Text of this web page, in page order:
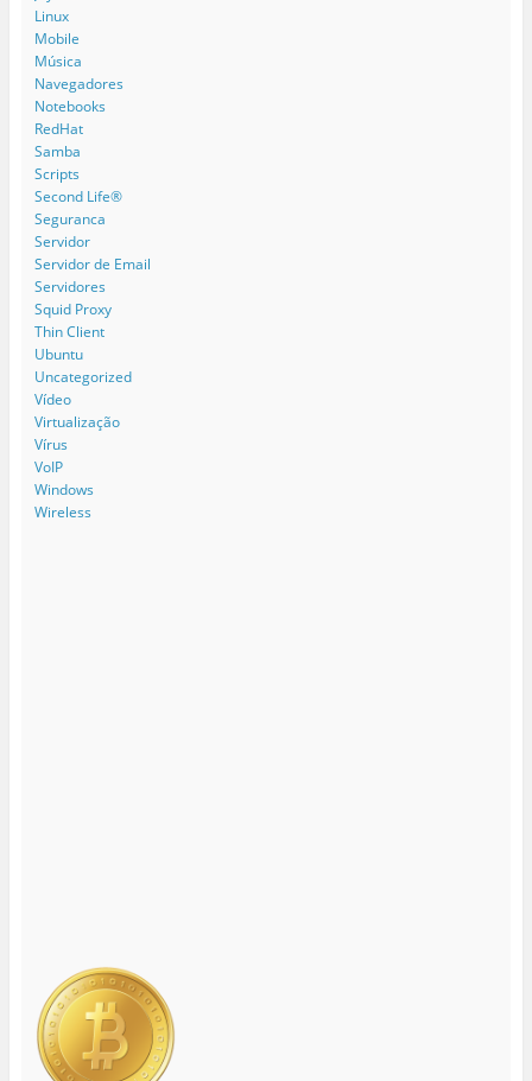
Linux
Mobile
Música
Navegadores
Notebooks
RedHat
Samba
Scripts
Second Life®
Seguranca
Servidor
Servidor de Email
Servidores
Squid Proxy
Thin Client
Ubuntu
Uncategorized
Vídeo
Virtualização
Vírus
VoIP
Windows
Wireless